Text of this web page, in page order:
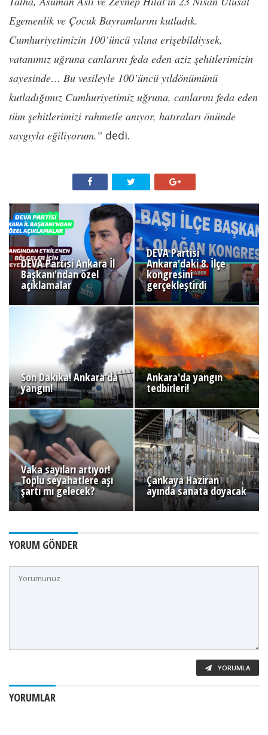
Egemenlik ve Çocuk Bayramlarını kutladık.
Cumhuriyetimizin 100’üncü yılına erişebildiysek,
vatanımız uğruna canlarını feda eden aziz şehitlerimizin
sayesinde… Bu vesileyle 100’üncü yıldönümünü
kutladığımız Cumhuriyetimiz uğruna, canlarını feda eden
tüm şehitlerimizi rahmetle anıyor, hatıraları önünde
saygıyla eğiliyorum.” dedi.
DEVA Partisi Ankara İl
Başkanı'ndan özel
açıklamalar
DEVA Partisi
Ankara'daki 8. İlçe
kongresini
gerçekleştirdi
Son Dakika! Ankara'da
yangın!
Ankara'da yangın
tedbirleri!
Vaka sayıları artıyor!
Toplu seyahatlere aşı
şartı mı gelecek?
Çankaya Haziran
ayında sanata doyacak
YORUM GÖNDER
YORUMLA
YORUMLAR